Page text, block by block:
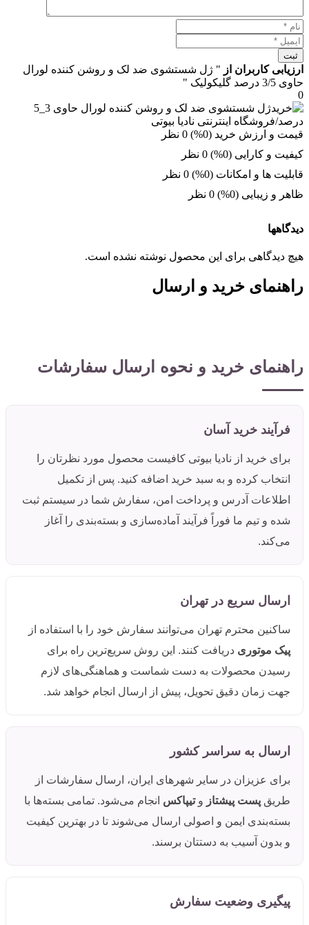
ثبت
ارزیابی کاربران از " ژل شستشوی ضد لک و روشن کننده لورال
حاوی 3/5 درصد گلیکولیک "
0
قیمت و ارزش خرید (0%)
0 نظر
کیفیت و کارایی (0%)
0 نظر
قابلیت ها و امکانات (0%)
0 نظر
ظاهر و زیبایی (0%)
0 نظر
دیدگاهها
هیچ دیدگاهی برای این محصول نوشته نشده است.
راهنمای خرید و ارسال
راهنمای خرید و نحوه ارسال سفارشات
فرآیند خرید آسان
برای خرید از نادیا بیوتی کافیست محصول مورد نظرتان را
انتخاب کرده و به سبد خرید اضافه کنید. پس از تکمیل
اطلاعات آدرس و پرداخت امن، سفارش شما در سیستم ثبت
شده و تیم ما فوراً فرآیند آماده‌سازی و بسته‌بندی را آغاز
می‌کند.
ارسال سریع در تهران
ساکنین محترم تهران می‌توانند سفارش خود را با استفاده از
پیک موتوری دریافت کنند. این روش سریع‌ترین راه برای
رسیدن محصولات به دست شماست و هماهنگی‌های لازم
جهت زمان دقیق تحویل، پیش از ارسال انجام خواهد شد.
ارسال به سراسر کشور
برای عزیزان در سایر شهرهای ایران، ارسال سفارشات از
طریق پست پیشتاز وتیپاکس انجام می‌شود. تمامی بسته‌ها با
بسته‌بندی ایمن و اصولی ارسال می‌شوند تا در بهترین کیفیت
و بدون آسیب به دستتان برسند.
پیگیری وضعیت سفارش